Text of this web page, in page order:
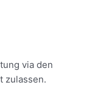
via den
zulassen.